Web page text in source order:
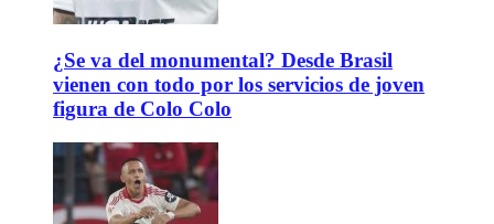
¿Se va del monumental? Desde Brasil
vienen con todo por los servicios de joven
figura de Colo Colo